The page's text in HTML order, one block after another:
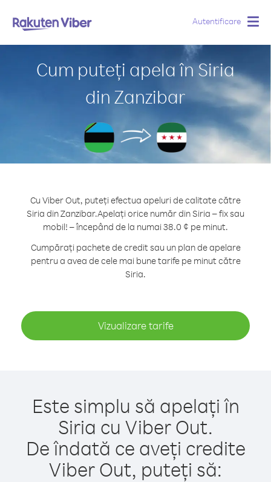
Autentificare
Cum puteți apela în Siria
din Zanzibar
Cu Viber Out, puteți efectua apeluri de calitate către
Siria din Zanzibar.Apelați orice număr din Siria – fix sau
mobil! – începând de la numai 38.0 ¢ pe minut.
Cumpărați pachete de credit sau un plan de apelare
pentru a avea de cele mai bune tarife pe minut către
Siria.
Vizualizare tarife
Este simplu să apelați în
Siria cu Viber Out.
De îndată ce aveți credite
Viber Out, puteți să: